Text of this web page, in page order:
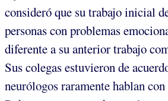
consideró que su trabajo inicial
personas con problemas
diferente a su anterior trabajo
Sus colegas estuvieron de
neurólogos raramente hablan